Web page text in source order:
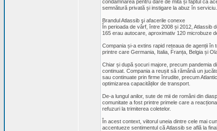
condamnarea pentru dare de mită și faptul că
semnătură privată și instigare la abuz în serviciu.
Brandul Atlassib şi afacerile conexe
În perioada de vârf, între 2008 și 2012, Atlassib
165 erau autocare, aproximativ 120 microbuze
Compania și-a extins rapid rețeaua de agenții
printre care Germania, Italia, Franța, Belgia și
Chiar și după șocuri majore, precum pandemia
continuat. Compania a reușit să rămână un
sau continuate prin firme înrudite, precum
optimizarea capacităților de transport.
De-a lungul anilor, sute de mii de români din
comunitate a fost printre primele care a
refuzuri la trimiterea coletelor.
În acest context, viitorul uneia dintre cele mai
accentueze sentimentul că Atlassib se află la